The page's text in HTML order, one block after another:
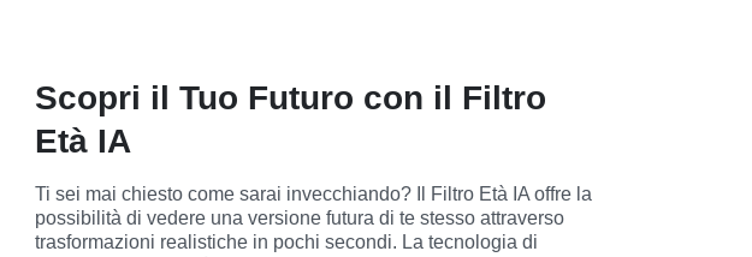
Scopri il Tuo Futuro con il Filtro
Età IA
Ti sei mai chiesto come sarai invecchiando? Il Filtro Età IA offre la
possibilità di vedere una versione futura di te stesso attraverso
trasformazioni realistiche in pochi secondi. La tecnologia di